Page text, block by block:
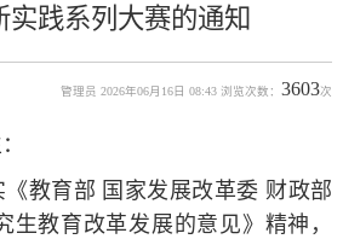
实践系列大赛的通知
管理员 2026年06月16日 08:43 浏览次数：3603次
教育部 国家发展改革委 财政部
生教育改革发展的意见》精神，